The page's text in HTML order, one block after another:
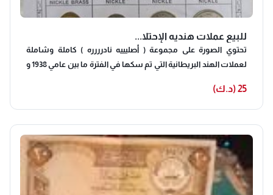
للبيع عملات هنديه الإحتلا...
تحتوي الصورة على مجموعة ( أصليييه نادرررره ) كاملة وشاملة
لعملات الهند البريطانية التي تم سكها في الفترة ما بين عامي 1938 و
المختلفة التي كانت متداولة خلال هذه الفترة الانتقالية الحاسمة في
التاريخ الهندي، والتي شهدت تغييرات في تكوين العملات بسبب
الحرب العالمية الثانية واستقلال الهند في النهاية. معلومات
المجموعة تتضمن المجموعة الفئات المعدنية التالية: الآنه / البيسه /
الروبيه إستخدمت في دول الخليج السعر // 20
25 (د.ك)